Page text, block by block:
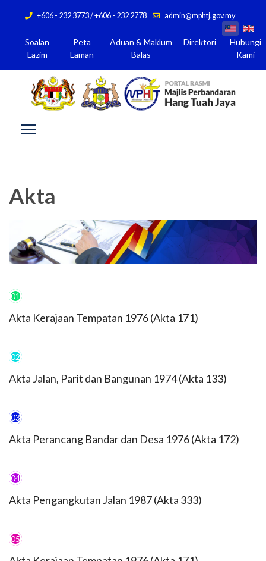
+606 - 232 3773 / +606 - 232 2778 admin@mphtj.gov.my
Soalan
Lazim
Peta
Laman
Aduan & Maklum
Balas
Direktori
Hubungi
Kami
Akta
01
Akta Kerajaan Tempatan 1976 (Akta 171)
02
Akta Jalan, Parit dan Bangunan 1974 (Akta 133)
03
Akta Perancang Bandar dan Desa 1976 (Akta 172)
04
Akta Pengangkutan Jalan 1987 (Akta 333)
05